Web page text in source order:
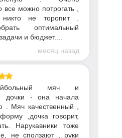
все можно потрогать ,
никто не торопит .
оптимальный
и бюджет....
месяц назад
мяч и
дочки - она начала
. Мяч качественный ,
,дочка говорит,
Нарукавники тоже
не сползают , руки